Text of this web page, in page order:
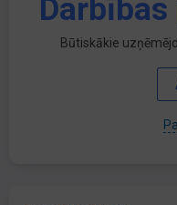
Būtiskākie